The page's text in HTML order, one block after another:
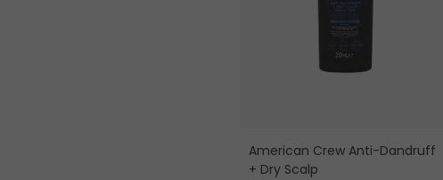
American Crew Anti-Dandruff
+ Dry Scalp